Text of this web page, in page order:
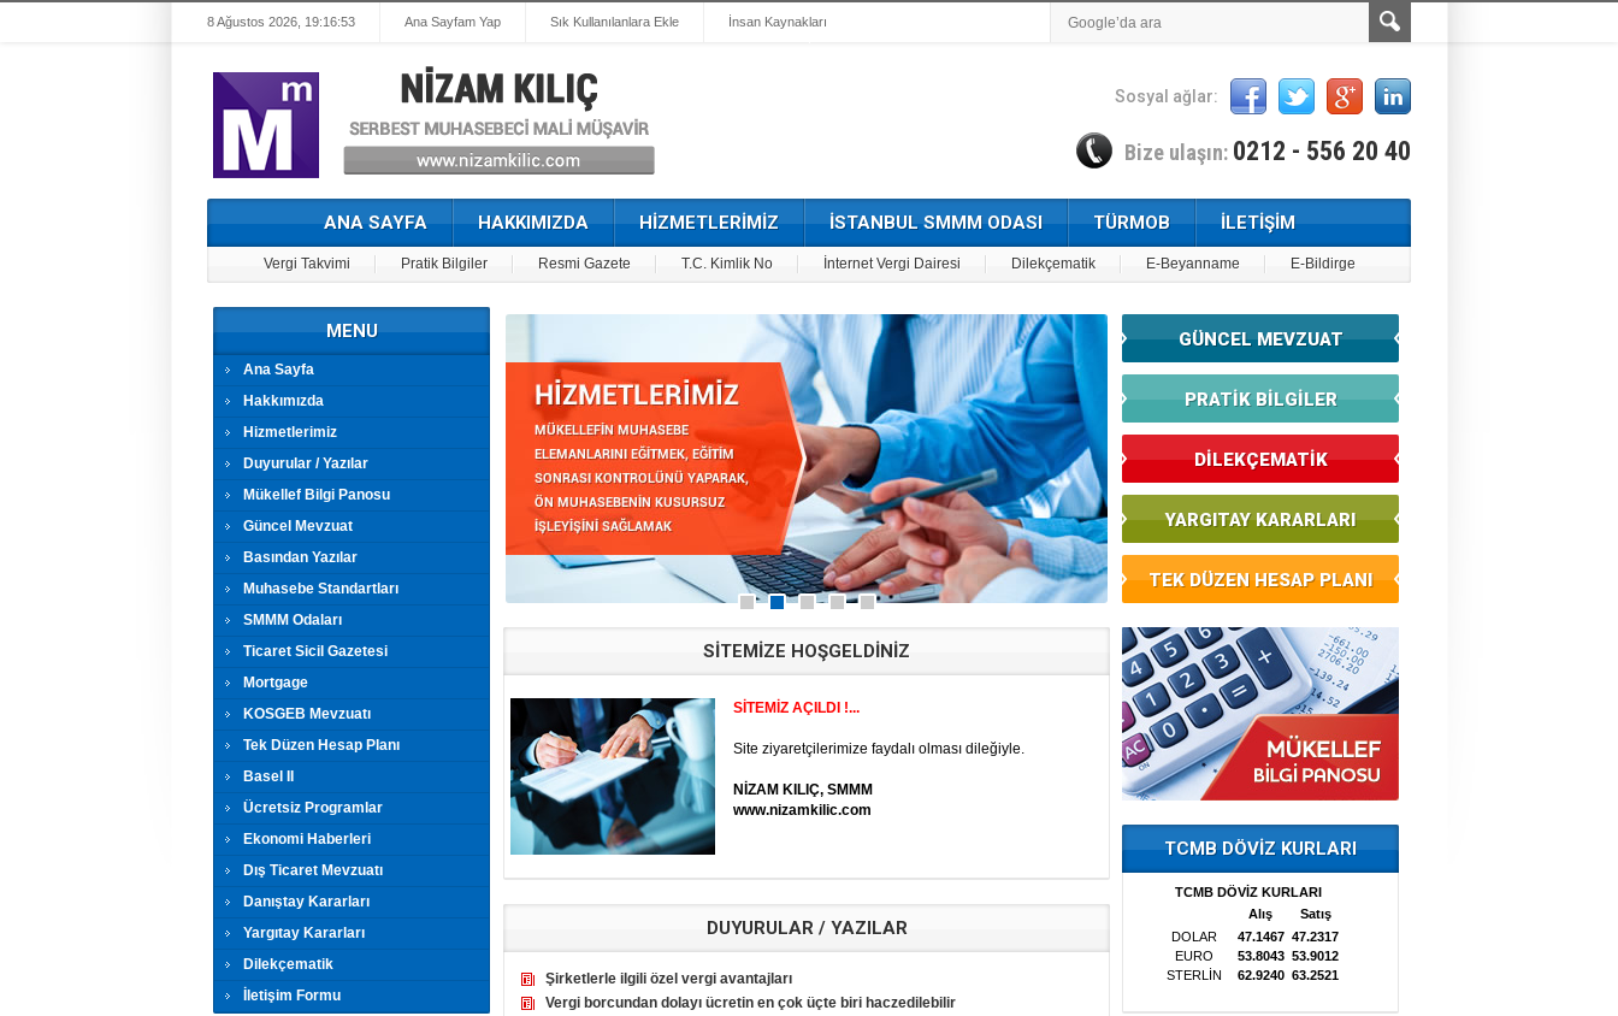
8 Ağustos 2026, 19:16:53 Ana Sayfam Yap Sık Kullanılanlara Ekle İnsan Kaynakları
Sosyal ağlar:
Bize ulaşın: 0212 - 556 20 40
ANA SAYFA HAKKIMIZDA HİZMETLERİMİZ İSTANBUL SMMM ODASI TÜRMOB İLETİŞİM
Vergi Takvimi Pratik Bilgiler Resmi Gazete T.C. Kimlik No İnternet Vergi Dairesi Dilekçematik E-Beyanname E-Bildirge
MENU
Ana Sayfa
Hakkımızda
Hizmetlerimiz
Duyurular / Yazılar
Mükellef Bilgi Panosu
Güncel Mevzuat
Basından Yazılar
Muhasebe Standartları
SMMM Odaları
Ticaret Sicil Gazetesi
Mortgage
KOSGEB Mevzuatı
Tek Düzen Hesap Planı
Basel II
Ücretsiz Programlar
Ekonomi Haberleri
Dış Ticaret Mevzuatı
Danıştay Kararları
Yargıtay Kararları
Dilekçematik
İletişim Formu
SİTEMİZE HOŞGELDİNİZ
SİTEMİZ AÇILDI !...
Site ziyaretçilerimize faydalı olması dileğiyle.
NİZAM KILIÇ, SMMM
www.nizamkilic.com
DUYURULAR / YAZILAR
Şirketlerle ilgili özel vergi avantajları
Vergi borcundan dolayı ücretin en çok üçte biri haczedilebilir
GÜNCEL MEVZUAT
PRATİK BİLGİLER
DİLEKÇEMATİK
YARGITAY KARARLARI
TEK DÜZEN HESAP PLANI
TCMB DÖVİZ KURLARI